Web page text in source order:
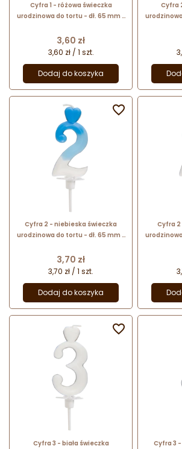
Cyfra 1 - różowa świeczka
urodzinowa do tortu - dł. 65 mm -
Cena
3,60 zł
3,60 zł / 1 szt.
Dodaj do koszyka
Cyfra
Cyfra 2 - niebieska świeczka
urodzinowa do tortu - dł. 65 mm -
Cena
3,70 zł
3,70 zł / 1 szt.
Dodaj do koszyka

Cyfra
Cyfra 3 - biała świeczka

Cyfra 3